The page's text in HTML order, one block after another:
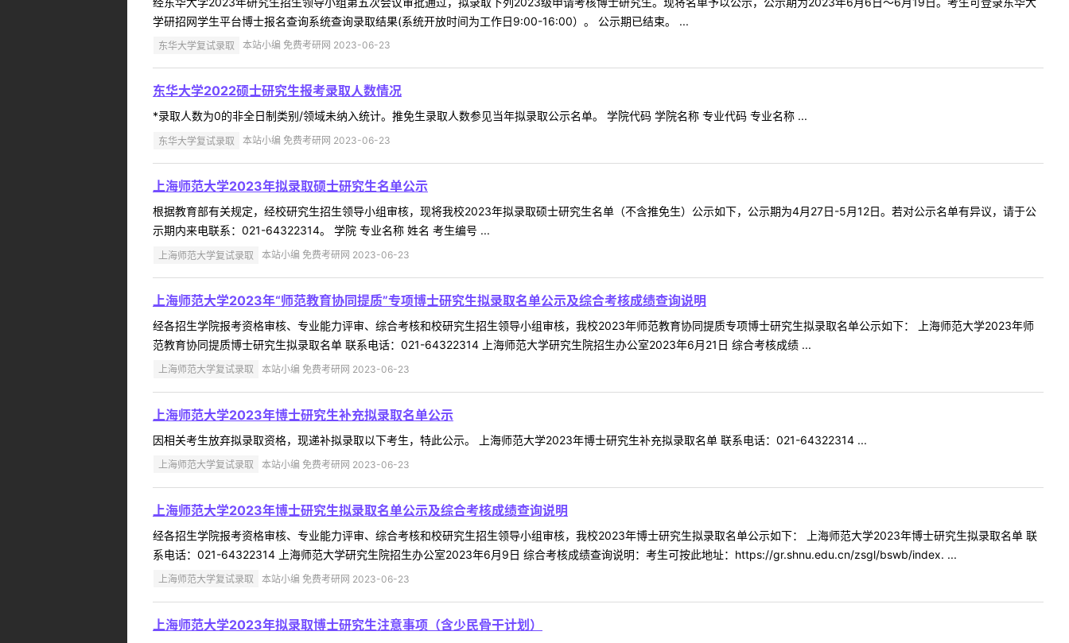
学研招网学生平台博士报名查询系统查询录取结果(系统开放时间为工作日9:00-16:00）。 公示期已结束。 ...
东华大学复试录取 本站小编 免费考研网 2023-06-23
东华大学2022硕士研究生报考录取人数情况
*录取人数为0的非全日制类别/领域未纳入统计。推免生录取人数参见当年拟录取公示名单。 学院代码 学院名称 专业代码 专业名称 ...
东华大学复试录取 本站小编 免费考研网 2023-06-23
上海师范大学2023年拟录取硕士研究生名单公示
根据教育部有关规定，经校研究生招生领导小组审核，现将我校2023年拟录取硕士研究生名单（不含推免生）公示如下，公示期为4月27日-5月12日。若对公示名单有异议，请于公
示期内来电联系：021-64322314。 学院 专业名称 姓名 考生编号 ...
上海师范大学复试录取 本站小编 免费考研网 2023-06-23
上海师范大学2023年“师范教育协同提质”专项博士研究生拟录取名单公示及综合考核成绩查询说明
经各招生学院报考资格审核、专业能力评审、综合考核和校研究生招生领导小组审核，我校2023年师范教育协同提质专项博士研究生拟录取名单公示如下： 上海师范大学2023年师
范教育协同提质博士研究生拟录取名单 联系电话：021-64322314 上海师范大学研究生院招生办公室2023年6月21日 综合考核成绩 ...
上海师范大学复试录取 本站小编 免费考研网 2023-06-23
上海师范大学2023年博士研究生补充拟录取名单公示
因相关考生放弃拟录取资格，现递补拟录取以下考生，特此公示。 上海师范大学2023年博士研究生补充拟录取名单 联系电话：021-64322314 ...
上海师范大学复试录取 本站小编 免费考研网 2023-06-23
上海师范大学2023年博士研究生拟录取名单公示及综合考核成绩查询说明
经各招生学院报考资格审核、专业能力评审、综合考核和校研究生招生领导小组审核，我校2023年博士研究生拟录取名单公示如下： 上海师范大学2023年博士研究生拟录取名单 联
系电话：021-64322314 上海师范大学研究生院招生办公室2023年6月9日 综合考核成绩查询说明：考生可按此地址：https://gr.shnu.edu.cn/zsgl/bswb/index. ...
上海师范大学复试录取 本站小编 免费考研网 2023-06-23
上海师范大学2023年拟录取博士研究生注意事项（含少民骨干计划）